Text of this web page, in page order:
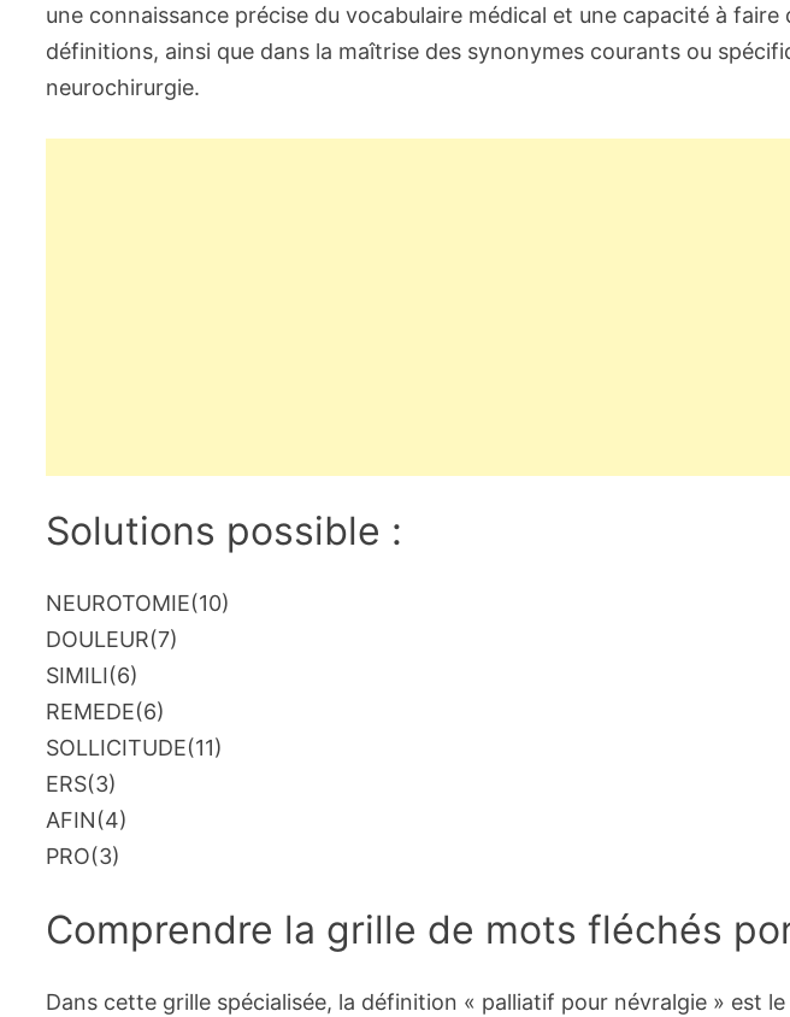
une connaissance précise du vocabulaire médical et une capacité à
définitions, ainsi que dans la maîtrise des synonymes courants ou
neurochirurgie.
Solutions possible :
NEUROTOMIE(10)
DOULEUR(7)
SIMILI(6)
REMEDE(6)
SOLLICITUDE(11)
ERS(3)
AFIN(4)
PRO(3)
Comprendre la grille de mots fléchés
Dans cette grille spécialisée, la définition « palliatif pour névralgie » est